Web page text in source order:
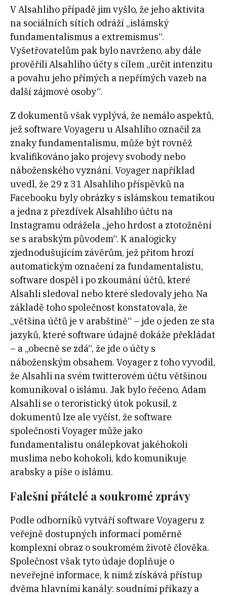
V Alsahliho případě jim vyšlo, že jeho aktivita
na sociálních sítích odráží „islámský
fundamentalismus a extremismus“.
Vyšetřovatelům pak bylo navrženo, aby dále
prověřili Alsahliho účty s cílem „určit intenzitu
a povahu jeho přímých a nepřímých vazeb na
další zájmové osoby“.
Z dokumentů však vyplývá, že nemálo aspektů,
jež software Voyageru u Alsahliho označil za
znaky fundamentalismu, může být rovněž
kvalifikováno jako projevy svobody nebo
náboženského vyznání. Voyager například
uvedl, že 29 z 31 Alsahliho příspěvků na
Facebooku byly obrázky s islámskou tematikou
a jedna z přezdívek Alsahliho účtu na
Instagramu odrážela „jeho hrdost a ztotožnění
se s arabským původem“. K analogicky
zjednodušujícím závěrům, jež přitom hrozí
automatickým označení za fundamentalistu,
software dospěl i po zkoumání účtů, které
Alsahli sledoval nebo které sledovaly jeho. Na
základě toho společnost konstatovala, že
„většina účtů je v arabštině“ – jde o jeden ze sta
jazyků, které software údajně dokáže překládat
– a „obecně se zdá“, že jde o účty s
náboženským obsahem. Voyager z toho vyvodil,
že Alsahli na svém twitterovém účtu většinou
komunikoval o islámu. Jak bylo řečeno, Adam
Alsahli se o teroristický útok pokusil, z
dokumentů lze ale vyčíst, že software
společnosti Voyager může jako
fundamentalistu onálepkovat jakéhokoli
muslima nebo kohokoli, kdo komunikuje
arabsky a píše o islámu.
Falešní přátelé a soukromé zprávy
Podle odborníků vytváří software Voyageru z
veřejně dostupných informací poměrně
komplexní obraz o soukromém životě člověka.
Společnost však tyto údaje doplňuje o
neveřejné informace, k nimž získává přístup
dvěma hlavními kanály: soudními příkazy a